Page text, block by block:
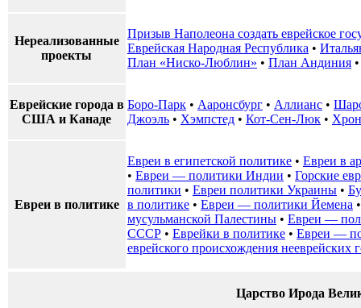
Нереализованные
проекты
Призыв Наполеона создать еврейское
Еврейская Народная Республика •
План «Ниско-Люблин» • План Андиния
Еврейские города в
США и Канаде
Боро-Парк • Ааронсбург • Аллианс •
Джоэль • Хэмпстед • Кот-Сен-Люк •
Евреи в политике
Евреи в египетской политике • Евреи в
• Евреи — политики Индии • Горские
политики • Евреи политики Украины •
в политике • Евреи — политики Йемена
мусульманской Палестины • Евреи —
СССР • Еврейки в политике • Евреи —
еврейского происхождения нееврейских
Царство Ирода